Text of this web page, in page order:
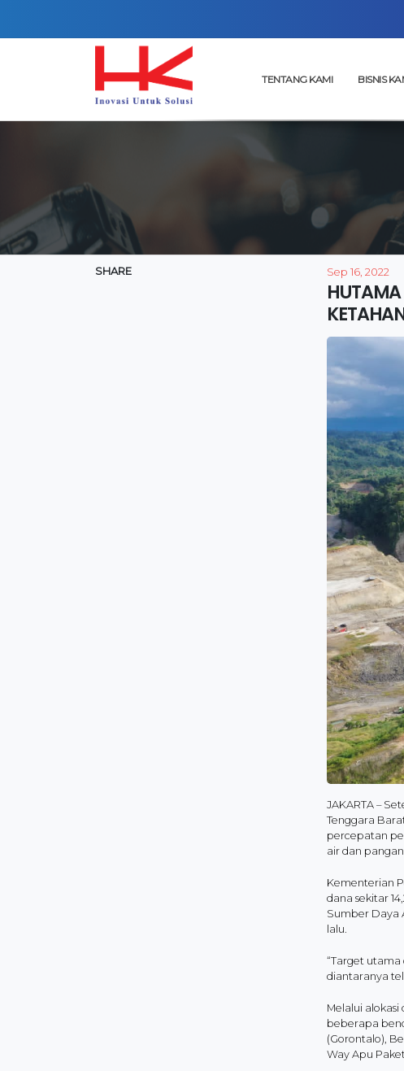
TENTANG KAMI BISNIS
SHARE Sep 16, 2022
HUTAMA
JAKARTA –
Tenggara
percepatan
air dan
Kementerian
dana sekitar
Sumber Daya
lalu.
“Target utama
diantaranya
Melalui
beberapa
(Gorontalo),
Way Apu